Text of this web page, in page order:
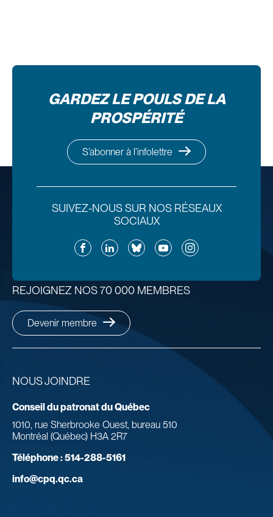
GARDEZ LE POULS DE LA
PROSPÉRITÉ
S’abonner à l’infolettre
SUIVEZ-NOUS SUR NOS RÉSEAUX
SOCIAUX
FacebookLinkedInBlueskyYouTubeInstagram
NOUS JOINDRE
Conseil du patronat du Québec
1010, rue Sherbrooke Ouest, bureau 510
Montréal (Québec) H3A 2R7
Téléphone :514-288-5161
info@cpq.qc.ca
REJOIGNEZ NOS 70 000 MEMBRES
Devenir membre